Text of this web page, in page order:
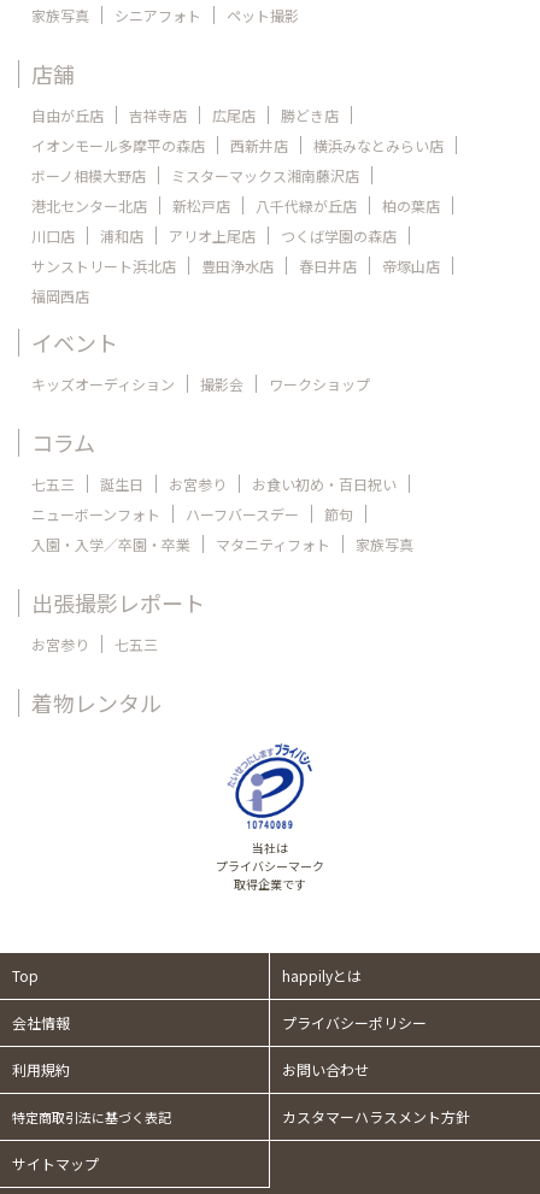
家族写真
シニアフォト ペット撮影
店舗
自由が丘店 吉祥寺店 広尾店
勝どき店
イオンモール多摩平の森店
西新井店
横浜みなとみらい店
ボーノ相模大野店
ミスターマックス湘南藤沢店
港北センター北店
新松戸店 八千代緑が丘店
柏の葉店
川口店
浦和店 アリオ上尾店
つくば学園の森店
サンストリート浜北店
豊田浄水店 春日井店
帝塚山店
福岡西店
イベント
キッズオーディション 撮影会 ワークショップ
コラム
七五三 誕生日 お宮参り
お食い初め・百日祝い
ニューボーンフォト
ハーフバースデー
節句
入園・入学／卒園・卒業
マタニティフォト 家族写真
出張撮影レポート
お宮参り 七五三
着物レンタル
当社は
プライバシーマーク
取得企業です
Top happilyとは
会社情報 プライバシーポリシー
利用規約 お問い合わせ
特定商取引法に基づく表記 カスタマーハラスメント方針
サイトマップ